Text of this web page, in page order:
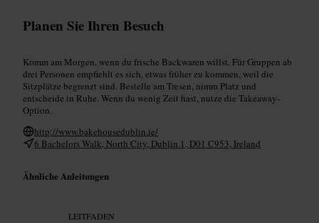
Planen Sie Ihren Besuch
Komm am Morgen, wenn du frische Backwaren willst. Für Gruppen ab
drei Personen empfiehlt es sich, etwas früher zu kommen, weil die
Sitzplätze begrenzt sind. Bestelle am Tresen, nimm Platz und
entscheide in Ruhe. Wenn du wenig Zeit hast, nutze die Takeaway-
Option.
http://www.bakehousedublin.ie/
6 Bachelors Walk, North City, Dublin 1, D01 C953, Ireland
Ähnliche Anleitungen
LEITFADEN